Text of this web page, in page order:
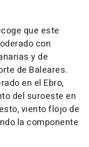
que este
con
y de
de Baleares.
en el Ebro,
del suroeste en
viento flojo de
la componente